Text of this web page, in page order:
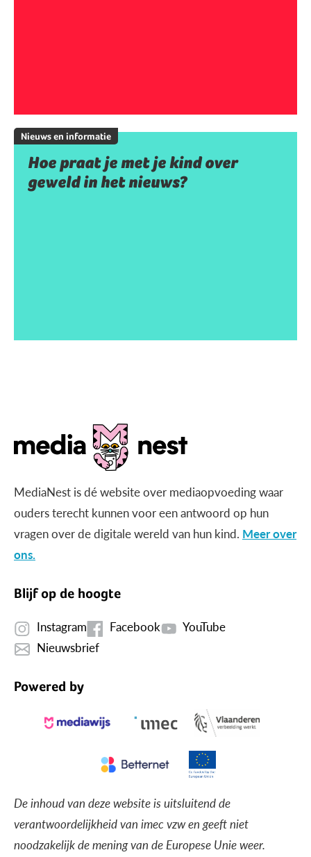
Nieuws en informatie
Hoe praat je met je kind over
geweld in het nieuws?
MediaNest is dé website over mediaopvoeding waar
ouders terecht kunnen voor een antwoord op hun
vragen over de digitale wereld van hun kind. Meer over
ons.
Blijf op de hoogte
Instagram Facebook
YouTube
Nieuwsbrief
Powered by
De inhoud van deze website is uitsluitend de
verantwoordelijkheid van imec vzw en geeft niet
noodzakelijk de mening van de Europese Unie weer.